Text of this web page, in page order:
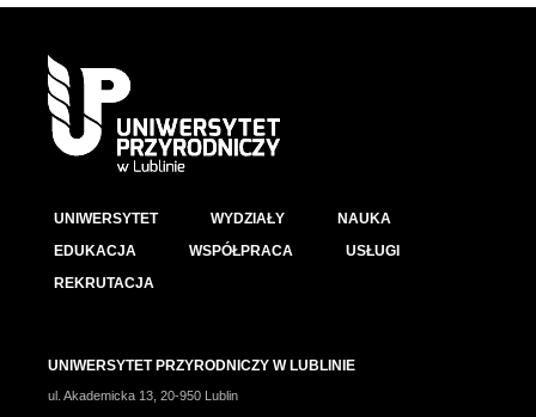
UNIWERSYTET WYDZIAŁY
NAUKA
EDUKACJA
WSPÓŁPRACA
USŁUGI
REKRUTACJA
UNIWERSYTET PRZYRODNICZY W LUBLINIE
ul. Akademicka 13, 20-950 Lublin